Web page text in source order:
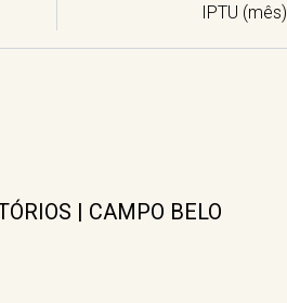
IPTU (mês)
| CAMPO BELO